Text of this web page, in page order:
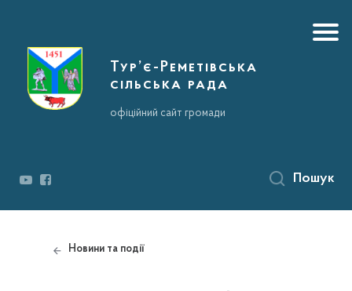
Тур’є-Реметівська
сільська рада
офіційний сайт громади
Пошук
Новини та події